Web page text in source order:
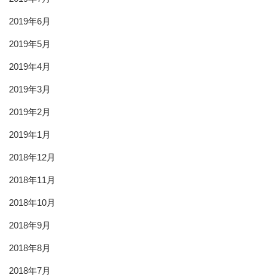
2019年6月
2019年5月
2019年4月
2019年3月
2019年2月
2019年1月
2018年12月
2018年11月
2018年10月
2018年9月
2018年8月
2018年7月